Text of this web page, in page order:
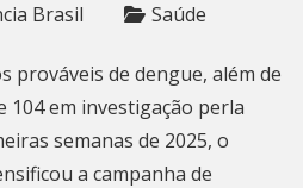
Brasil Saúde
prováveis de dengue, além de
104 em investigação perla
semanas de 2025, o
a campanha de